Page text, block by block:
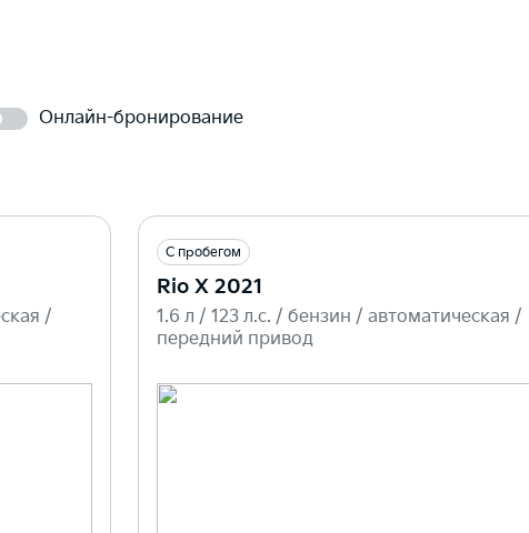
Онлайн-бронирование
/
С пробегом
Rio X 2021
1.6 л / 123 л.c. / бензин / автоматическая /
передний привод